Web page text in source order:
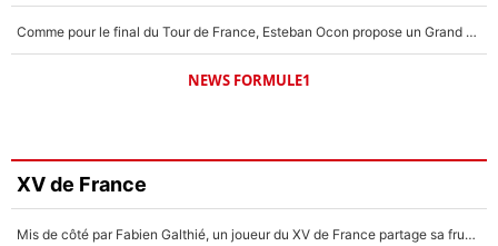
Comme pour le final du Tour de France, Esteban Ocon propose un Grand Prix de Formule 1 à Paris : «Autour de l’Arc de Triomphe, ce serait génial» !
NEWS FORMULE1
XV de France
Mis de côté par Fabien Galthié, un joueur du XV de France partage sa frustration : «ils ne me l’ont pas dit tout de suite»